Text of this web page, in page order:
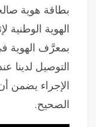
بطاقة هوية
الهوية الوطنية
بمعرَّف الهوية
التوصيل لدينا
الإجراء يضمن
الصحيح.